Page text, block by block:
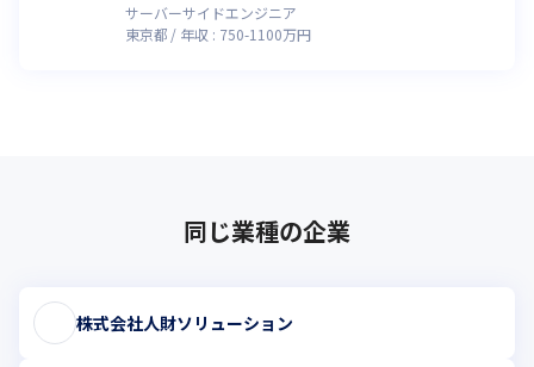
サーバーサイドエンジニア
東京都
年収 : 750-1100万円
同じ業種の企業
株式会社人財ソリューション